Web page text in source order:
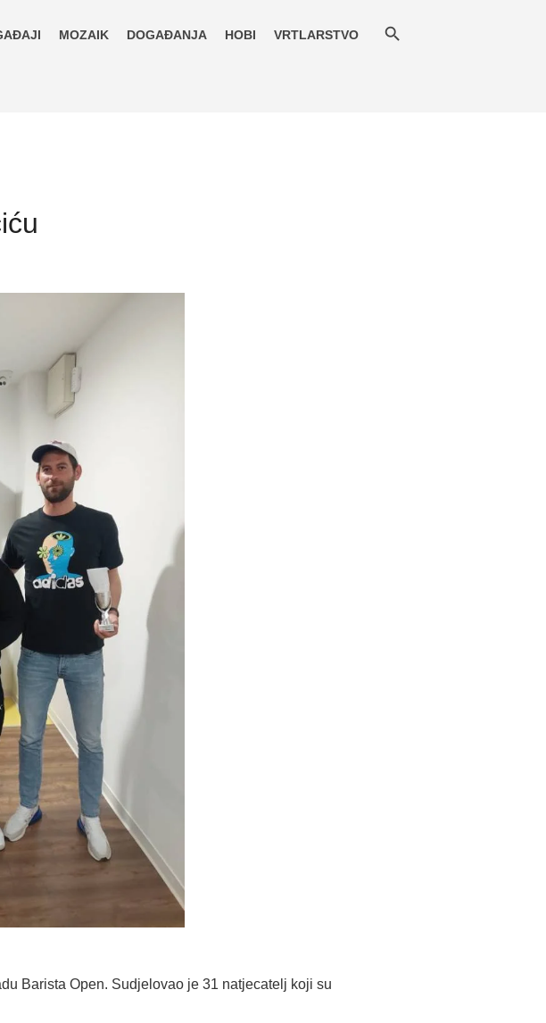
MOZAIK DOGAĐANJA HOBI VRTLARSTVO
Barista Open. Sudjelovao je 31 natjecatelj koji su